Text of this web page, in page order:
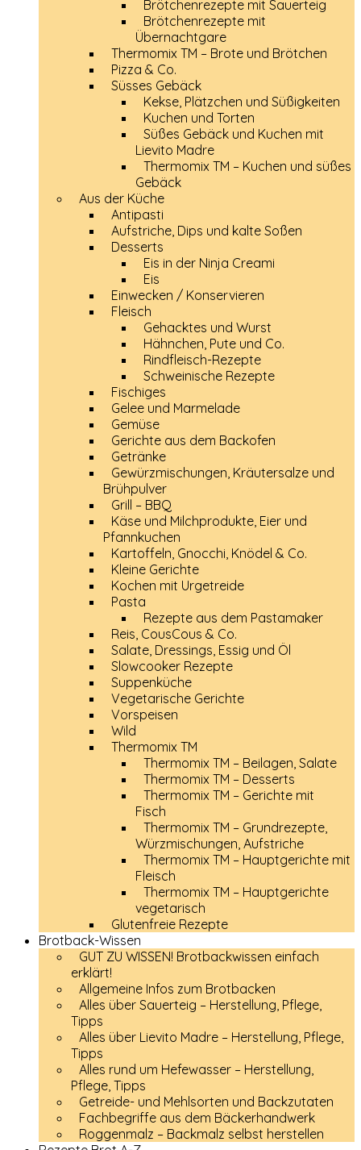
Brötchenrezepte mit Sauerteig
Brötchenrezepte mit
Übernachtgare
Thermomix TM – Brote und Brötchen
Pizza & Co.
Süsses Gebäck
Kekse, Plätzchen und Süßigkeiten
Kuchen und Torten
Süßes Gebäck und Kuchen mit
Lievito Madre
Thermomix TM – Kuchen und süßes
Gebäck
Aus der Küche
Antipasti
Aufstriche, Dips und kalte Soßen
Desserts
Eis in der Ninja Creami
Eis
Einwecken / Konservieren
Fleisch
Gehacktes und Wurst
Hähnchen, Pute und Co.
Rindfleisch-Rezepte
Schweinische Rezepte
Fischiges
Gelee und Marmelade
Gemüse
Gerichte aus dem Backofen
Getränke
Gewürzmischungen, Kräutersalze und
Brühpulver
Grill – BBQ
Käse und Milchprodukte, Eier und
Pfannkuchen
Kartoffeln, Gnocchi, Knödel & Co.
Kleine Gerichte
Kochen mit Urgetreide
Pasta
Rezepte aus dem Pastamaker
Reis, CousCous & Co.
Salate, Dressings, Essig und Öl
Slowcooker Rezepte
Suppenküche
Vegetarische Gerichte
Vorspeisen
Wild
Thermomix TM
Thermomix TM – Beilagen, Salate
Thermomix TM – Desserts
Thermomix TM – Gerichte mit
Fisch
Thermomix TM – Grundrezepte,
Würzmischungen, Aufstriche
Thermomix TM – Hauptgerichte mit
Fleisch
Thermomix TM – Hauptgerichte
vegetarisch
Glutenfreie Rezepte
Brotback-Wissen
GUT ZU WISSEN! Brotbackwissen einfach
erklärt!
Allgemeine Infos zum Brotbacken
Alles über Sauerteig – Herstellung, Pflege,
Tipps
Alles über Lievito Madre – Herstellung, Pflege,
Tipps
Alles rund um Hefewasser – Herstellung,
Pflege, Tipps
Getreide- und Mehlsorten und Backzutaten
Fachbegriffe aus dem Bäckerhandwerk
Roggenmalz – Backmalz selbst herstellen